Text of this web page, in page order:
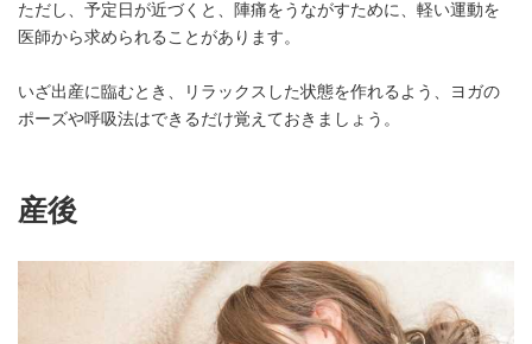
ただし、予定日が近づくと、陣痛をうながすために、軽い運動を
医師から求められることがあります。
いざ出産に臨むとき、リラックスした状態を作れるよう、ヨガの
ポーズや呼吸法はできるだけ覚えておきましょう。
産後